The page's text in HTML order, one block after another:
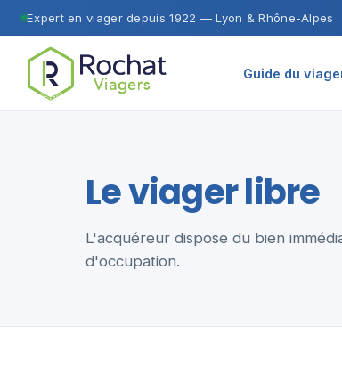
Expert en viager depuis 1922 — Lyon & Rhône-Alpes
Guide du
Le viager libre
L'acquéreur dispose du bien
d'occupation.